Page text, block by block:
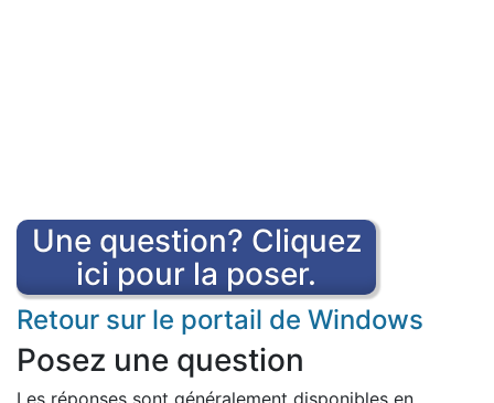
Une question? Cliquez
ici pour la poser.
Retour sur le portail de Windows
Posez une question